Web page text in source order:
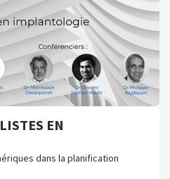
EN
dans la planification